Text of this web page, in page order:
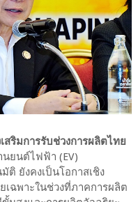
ริมการรับช่วงการผลิตไทย
นยนต์ไฟฟ้า (EV)
ติ ยังคงเป็นโอกาสเชิง
เฉพาะในช่วงที่ภาคการผลิต